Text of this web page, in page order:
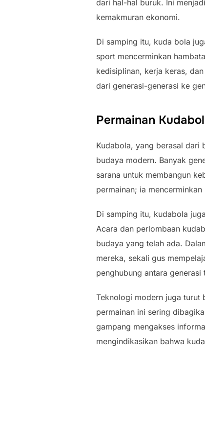
dari hal-hal buruk. Ini
kemakmuran ekonomi.
Di samping itu, kuda bola
sport mencerminkan
kedisiplinan, kerja keras,
dari generasi-generasi ke
Permainan
Kudabola, yang berasal dari
budaya modern. Banyak
sarana untuk membangun
permainan; ia
Di samping itu, kudabola
Acara dan perlombaan
budaya yang telah ada.
mereka, sekali gus
penghubung antara generasi
Teknologi modern juga turut
permainan ini sering
gampang mengakses
mengindikasikan bahwa